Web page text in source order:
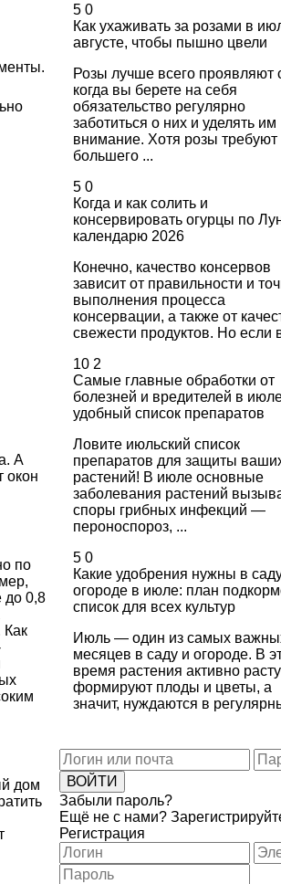
А
окон
по
до 0,8
Как
дом
5 0
Как ухаживать за розами в
августе, чтобы пышно цвели
Розы лучше всего проявляют
когда вы берете на себя
обязательство регулярно
заботиться о них и уделять им
внимание. Хотя розы требуют
большего ...
5 0
Когда и как солить и
консервировать огурцы по
календарю 2026
Конечно, качество консервов
зависит от правильности и
выполнения процесса
консервации, а также от
свежести продуктов. Но если
10 2
Самые главные обработки от
болезней и вредителей в
удобный список препаратов
Ловите июльский список
препаратов для защиты
растений! В июле основные
заболевания растений
споры грибных инфекций —
пероноспороз, ...
5 0
Какие удобрения нужны в
огороде в июле: план
список для всех культур
Июль — один из самых
месяцев в саду и огороде. В
время растения активно
формируют плоды и цветы, а
значит, нуждаются в
Забыли пароль?
Ещё не с нами?
Регистрация